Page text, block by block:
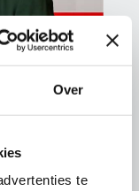
Over
te